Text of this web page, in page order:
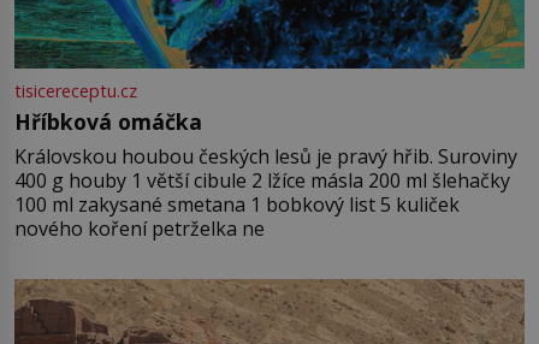
tisicereceptu.cz
Hříbková omáčka
Královskou houbou českých lesů je pravý hřib. Suroviny
400 g houby 1 větší cibule 2 lžíce másla 200 ml šlehačky
100 ml zakysané smetana 1 bobkový list 5 kuliček
nového koření petrželka ne